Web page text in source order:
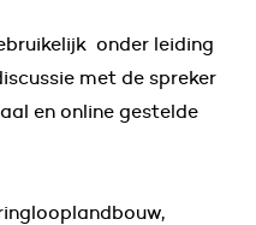
onder leiding
met de spreker
en online gestelde